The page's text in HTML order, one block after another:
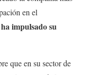
en el
impulsado su
que en su sector de